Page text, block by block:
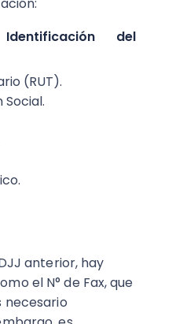
del
(RUT).
Social.
anterior, hay
el N° de Fax, que
necesario